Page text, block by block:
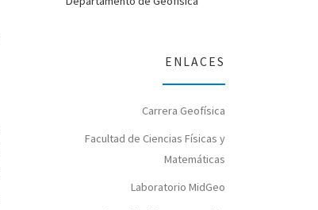
ENLACES
Carrera Geofísica
Facultad de Ciencias Físicas y
Matemáticas
Laboratorio MidGeo